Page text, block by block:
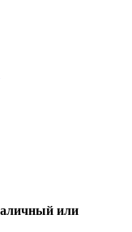
или